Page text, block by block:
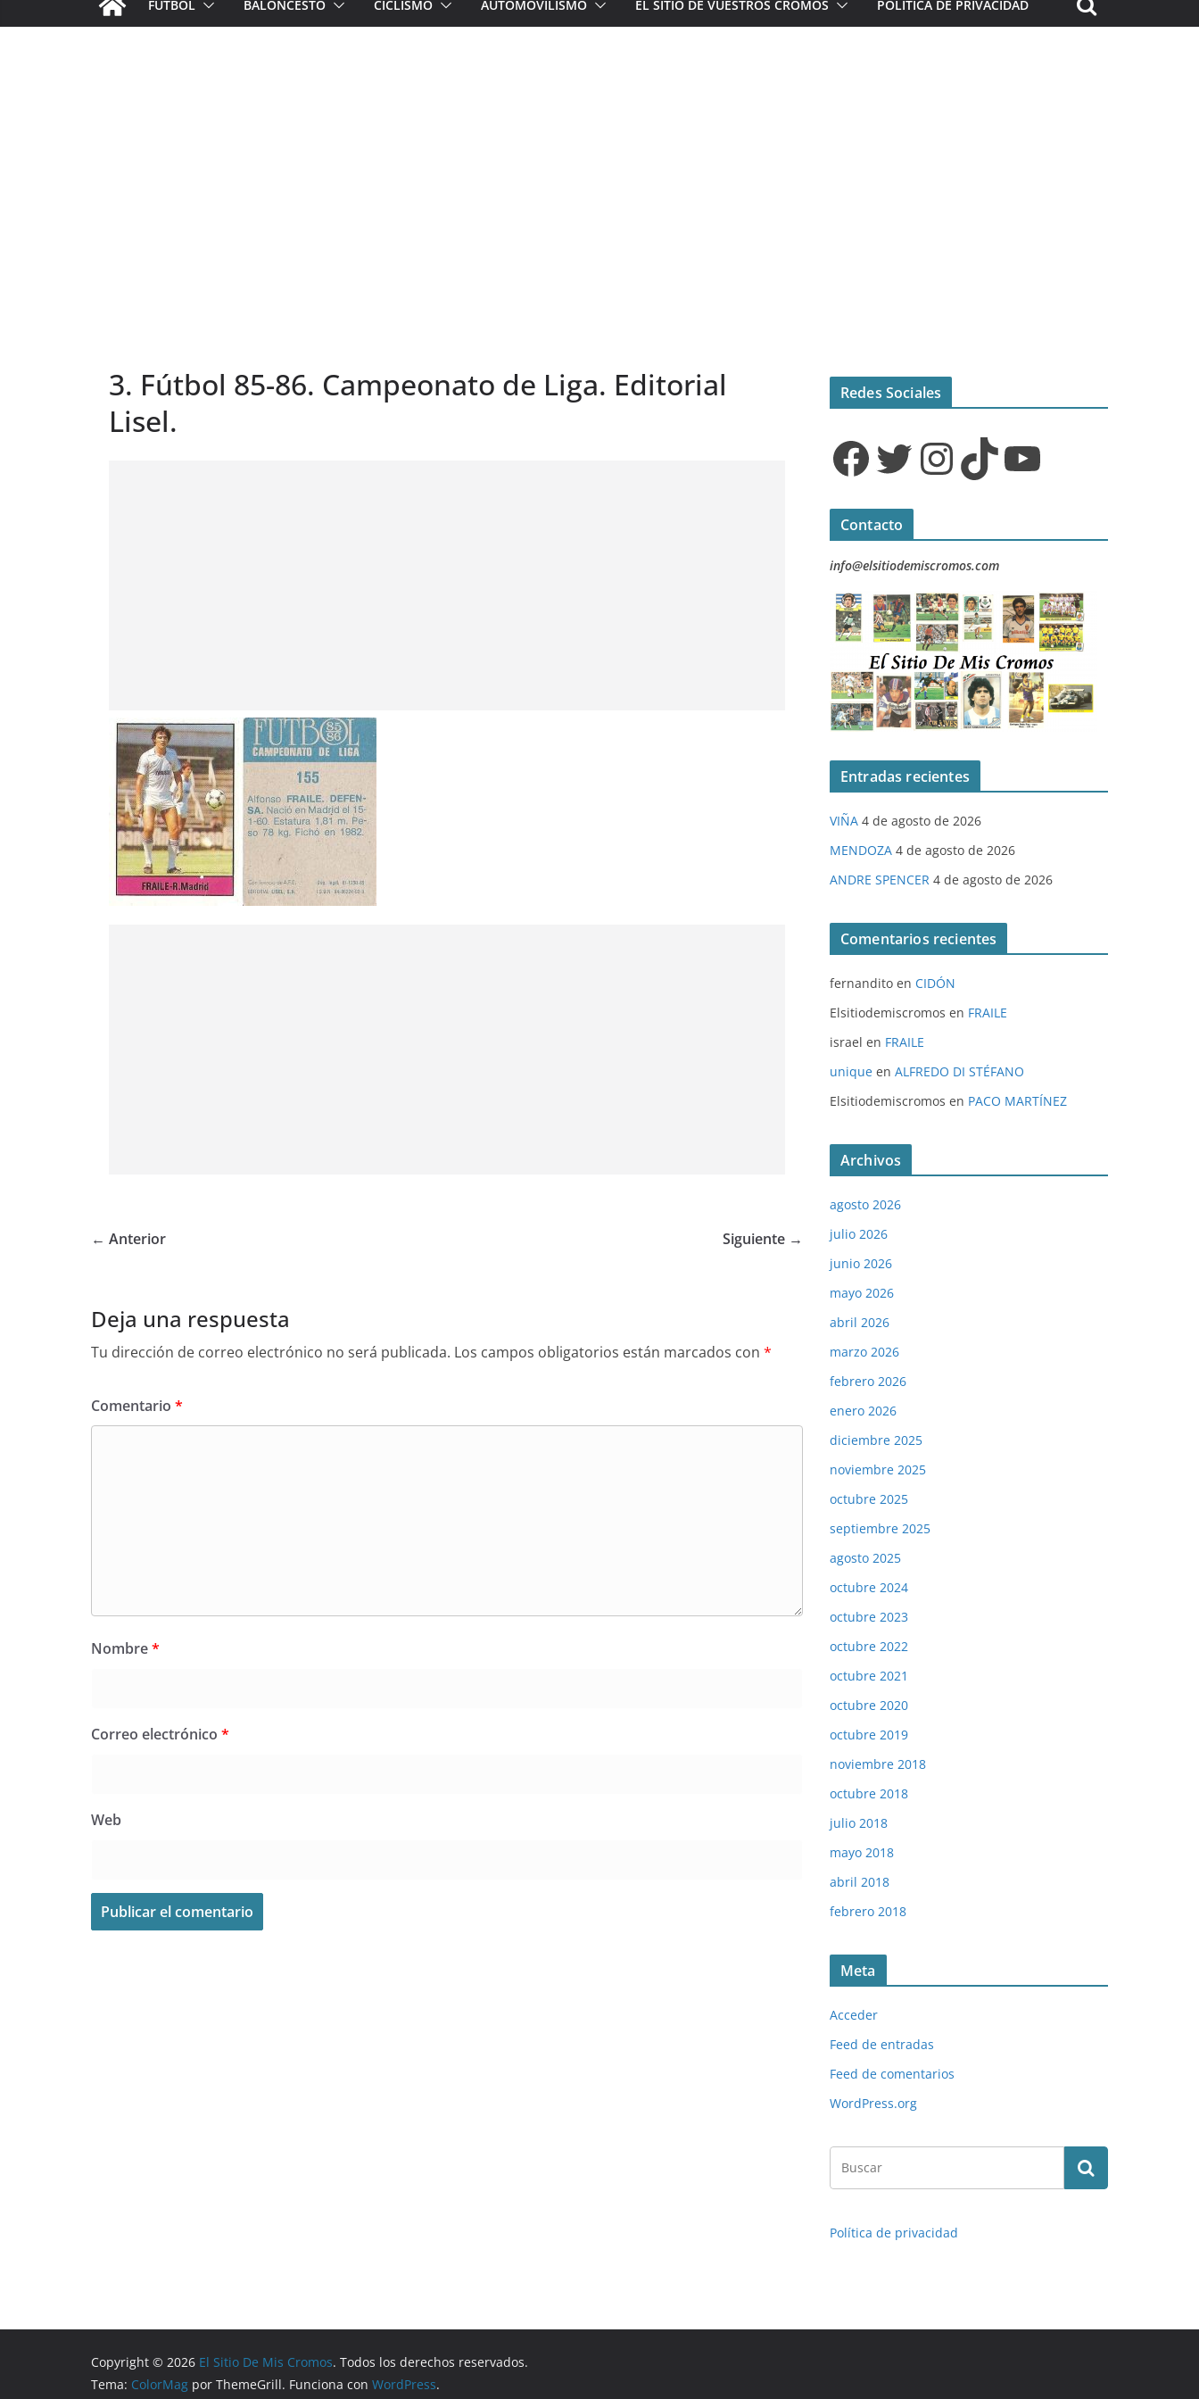
FÚTBOL BALONCESTO CICLISMO AUTOMOVILISMO EL SITIO DE VUESTROS CROMOS POLÍTICA DE PRIVACIDAD
3. Fútbol 85-86. Campeonato de Liga. Editorial
Lisel.
← Anterior Siguiente →
Deja una respuesta
Tu dirección de correo electrónico no será publicada. Los campos obligatorios están marcados con *
Comentario *
Nombre*
Correo electrónico *
Web
Redes Sociales
Facebook Twitter InstagramTikTok YouTube
Contacto
info@elsitiodemiscromos.com
Entradas recientes
VIÑA 4 de agosto de 2026
MENDOZA 4 de agosto de 2026
ANDRE SPENCER 4 de agosto de 2026
Comentarios recientes
fernandito en CIDÓN
Elsitiodemiscromos en FRAILE
israel en FRAILE
unique en ALFREDO DI STÉFANO
Elsitiodemiscromos en PACO MARTÍNEZ
Archivos
agosto 2026
julio 2026
junio 2026
mayo 2026
abril 2026
marzo 2026
febrero 2026
enero 2026
diciembre 2025
noviembre 2025
octubre 2025
septiembre 2025
agosto 2025
octubre 2024
octubre 2023
octubre 2022
octubre 2021
octubre 2020
octubre 2019
noviembre 2018
octubre 2018
julio 2018
mayo 2018
abril 2018
febrero 2018
Meta
Acceder
Feed de entradas
Feed de comentarios
WordPress.org
Política de privacidad
Copyright © 2026 El Sitio De Mis Cromos. Todos los derechos reservados.
Tema: ColorMag por ThemeGrill. Funciona con WordPress.